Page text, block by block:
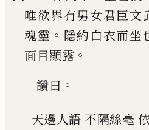
唯欲界有男女君臣文
魂靈 。 隱約白衣而坐
面目顯露 。
讚曰 。
天邊人語 不隔絲毫